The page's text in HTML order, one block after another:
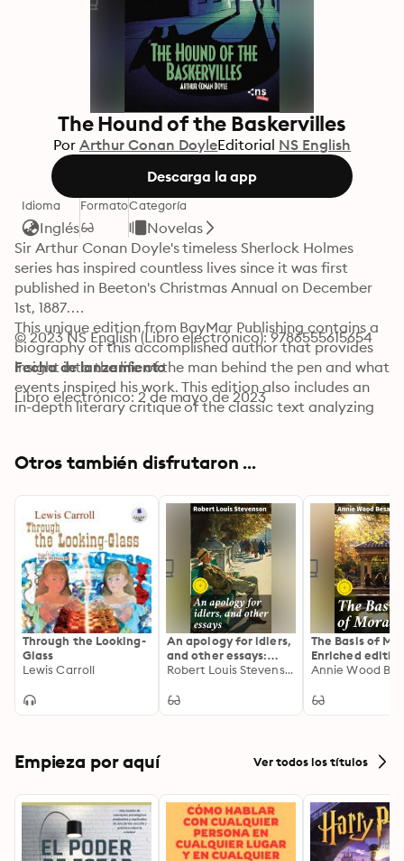
The Hound of the Baskervilles
Por Arthur Conan DoyleEditorial NS English
Descarga la app
Idioma
Inglés
FormatoCategoría
Novelas
Sir Arthur Conan Doyle's timeless Sherlock Holmes
series has inspired countless lives since it was first
published in Beeton's Christmas Annual on December
1st, 1887.
This unique edition from BayMar Publishing contains a
biography of this accomplished author that provides
insight into the life of the man behind the pen and what
events inspired his work. This edition also includes an
in-depth literary critique of the classic text analyzing
© 2023 NS English (Libro electrónico): 9786555615654
Fecha de lanzamiento
Libro electrónico: 2 de mayo de 2023
Otros también disfrutaron ...
Through the Looking-
Glass
Lewis Carroll
An apology for idlers,
and other essays:
Enriched edition.
Reflections on
Robert Louis Stevenson
The Basis of
Enriched
Exploring the
Making
Annie Wood
Empieza por aquí Ver todos los títulos